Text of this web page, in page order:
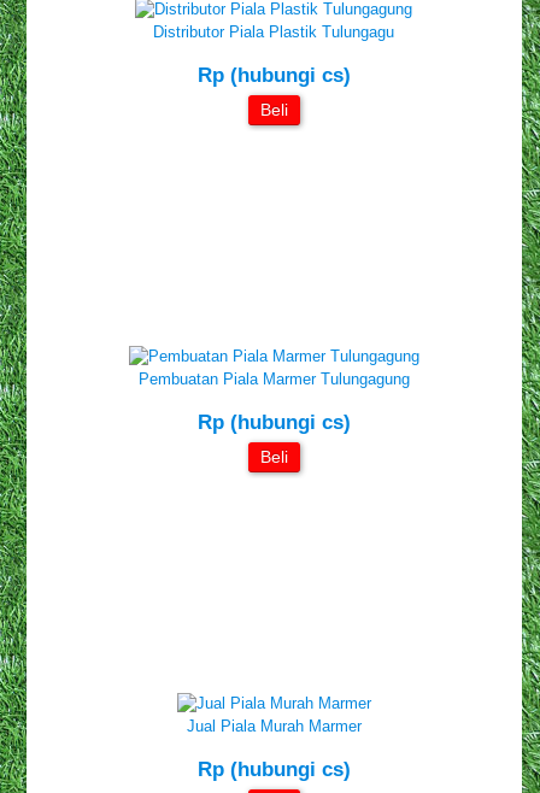
Distributor Piala Plastik Tulungagu
Rp (hubungi cs)
Beli
Pembuatan Piala Marmer Tulungagung
Rp (hubungi cs)
Beli
Jual Piala Murah Marmer
Rp (hubungi cs)